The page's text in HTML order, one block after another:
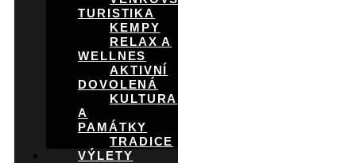
TURISTIKA
KEMPY
RELAX A
WELLNES
AKTIVNÍ
DOVOLENÁ
KULTURA
A
PAMÁTKY
TRADICE
VÝLETY